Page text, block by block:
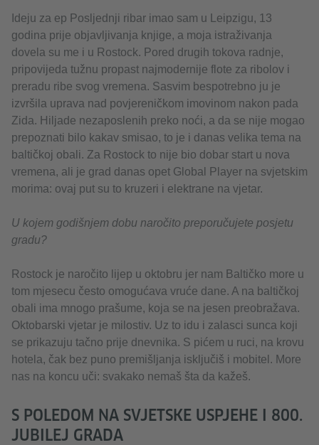
Ideju za ep Posljednji ribar imao sam u Leipzigu, 13
godina prije objavljivanja knjige, a moja istraživanja
dovela su me i u Rostock. Pored drugih tokova radnje,
pripovijeda tužnu propast najmodernije flote za ribolov i
preradu ribe svog vremena. Sasvim bespotrebno ju je
izvršila uprava nad povjereničkom imovinom nakon pada
Zida. Hiljade nezaposlenih preko noći, a da se nije mogao
prepoznati bilo kakav smisao, to je i danas velika tema na
baltičkoj obali. Za Rostock to nije bio dobar start u nova
vremena, ali je grad danas opet Global Player na svjetskim
morima: ovaj put su to kruzeri i elektrane na vjetar.
U kojem godišnjem dobu naročito preporučujete posjetu
gradu?
Rostock je naročito lijep u oktobru jer nam Baltičko more u
tom mjesecu često omogućava vruće dane. A na baltičkoj
obali ima mnogo prašume, koja se na jesen preobražava.
Oktobarski vjetar je milostiv. Uz to idu i zalasci sunca koji
se prikazuju tačno prije dnevnika. S pićem u ruci, na krovu
hotela, čak bez puno premišljanja isključiš i mobitel. More
nas na koncu uči: svakako nemaš šta da kažeš.
S POLEDOM NA SVJETSKE USPJEHE I 800.
JUBILEJ GRADA